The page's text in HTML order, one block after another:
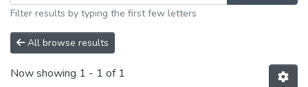
Filter results by typing the first few letters
All browse results
Now showing 1 - 1 of 1